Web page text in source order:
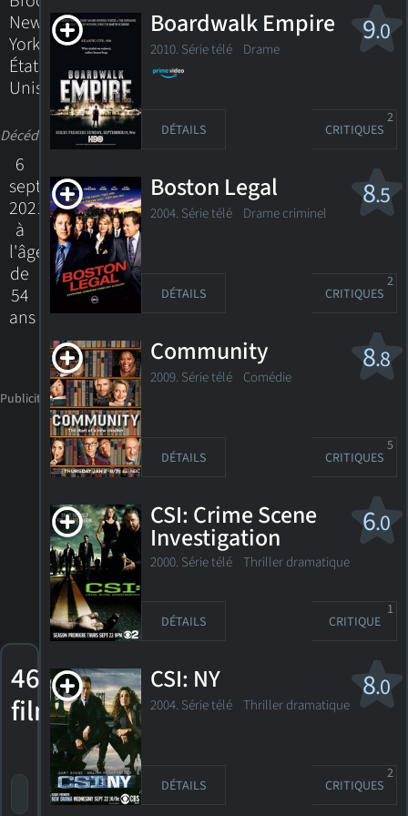
New
York,
États-
Unis
Décédé
6
septembre
2021
à
l'âge
de
54
ans
46
films
trier par titre par cote date de sortie
9.0
Boardwalk Empire
2010. Série télé Drame
DÉTAILS CRITIQUES
2
8.5
Boston Legal
2004. Série télé Drame criminel
DÉTAILS CRITIQUES
2
8.8
Community
2009. Série télé Comédie
DÉTAILS CRITIQUES
5
6.0
CSI: Crime Scene
Investigation
2000. Série télé Thriller dramatique
DÉTAILS CRITIQUE
1
8.0
CSI: NY
2004. Série télé Thriller dramatique
DÉTAILS CRITIQUES
2